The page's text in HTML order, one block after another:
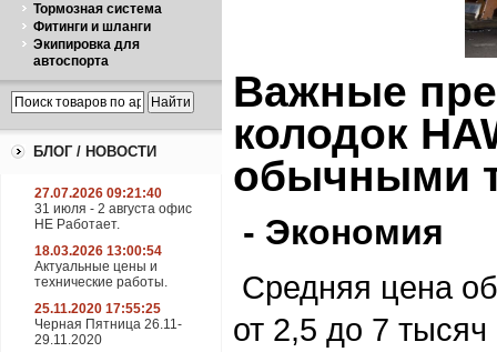
Тормозная система
Фитинги и шланги
Экипировка для
автоспорта
БЛОГ / НОВОСТИ
27.07.2026 09:21:40
31 июля - 2 августа офис
НЕ Работает.
18.03.2026 13:00:54
Актуальные цены и
технические работы.
25.11.2020 17:55:25
Черная Пятница 26.11-
29.11.2020
Важные
колодок
обычными
- Экономия
Средняя цена
от 2,5 до 7